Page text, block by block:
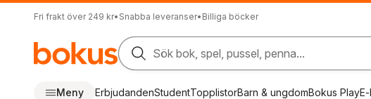
Fri frakt över 249 kr• Snabba leveranser• Billiga böcker
Sök bok, spel, pussel, penna...
Meny ErbjudandenStudentTopplistorBarn & ungdomBokus Play